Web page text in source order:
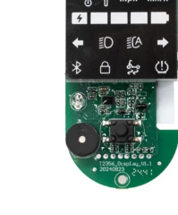
Varaosat
Lisävarusteet
Huoltopalvelu
Yrityksille